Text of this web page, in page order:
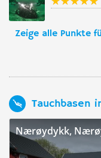
Zeige alle Punkte
Tauchbasen
Nærøydykk,